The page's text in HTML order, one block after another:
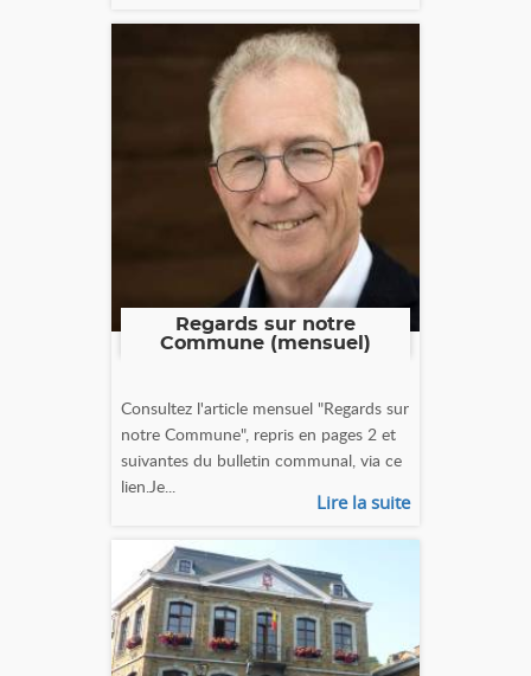
Regards sur notre
Commune (mensuel)
Consultez l'article mensuel "Regards sur
notre Commune", repris en pages 2 et
suivantes du bulletin communal, via ce
lien.Je...
Lire la suite